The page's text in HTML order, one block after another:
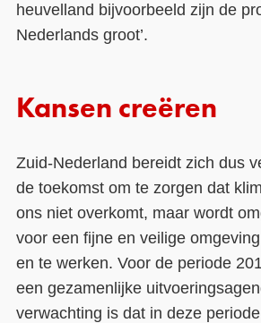
heuvelland bijvoorbeeld zijn de
Nederlands groot’.
Kansen creëren
Zuid-Nederland bereidt zich dus
de toekomst om te zorgen dat
ons niet overkomt, maar wordt
voor een fijne en veilige
en te werken. Voor de periode
een gezamenlijke
verwachting is dat in deze